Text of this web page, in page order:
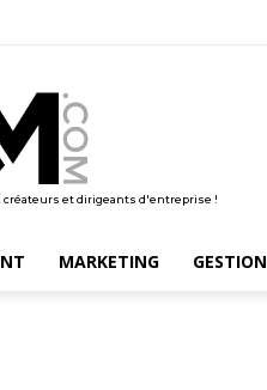
créateurs et dirigeants d'entreprise !
MARKETING GESTION